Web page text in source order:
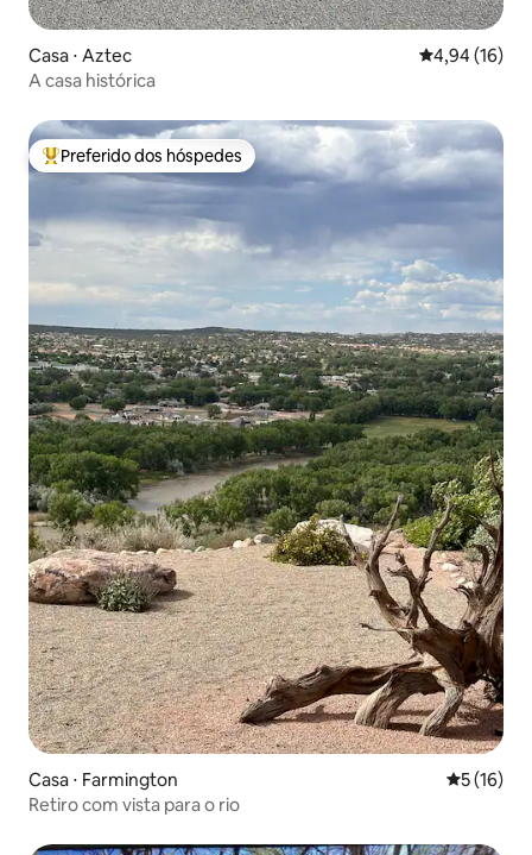
Casa ⋅ Aztec 4,94 de uma
4,94 (16)
A casa histórica
Entre os melhores preferidos dos hóspedes
Preferido dos hóspedes
Casa ⋅ Farmington 5 de uma
5 (16)
Retiro com vista para o rio